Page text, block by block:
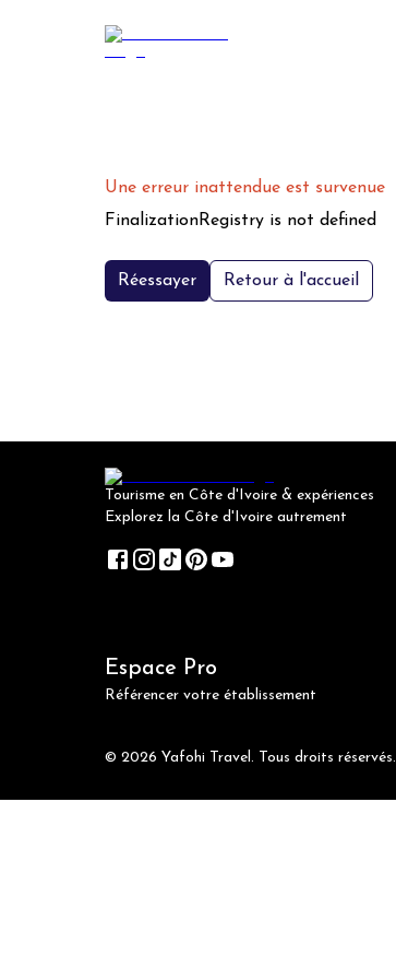
Une erreur inattendue est survenue
FinalizationRegistry is not defined
Réessayer Retour à l'accueil
Tourisme en Côte d'Ivoire & expériences
Explorez la Côte d'Ivoire autrement
Espace Pro
Référencer votre établissement
© 2026 Yafohi Travel. Tous droits réservés.